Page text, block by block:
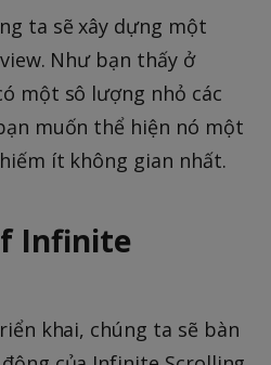
ta sẽ xây dựng một
Như bạn thấy ở
một sô lượng nhỏ các
muốn thể hiện nó một
ít không gian nhất.
Infinite
khai, chúng ta sẽ bàn